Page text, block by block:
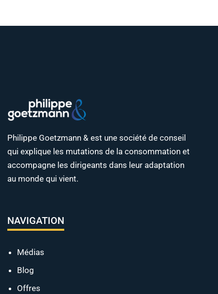
Philippe Goetzmann & est une société de conseil
qui explique les mutations de la consommation et
accompagne les dirigeants dans leur adaptation
au monde qui vient.
NAVIGATION
Médias
Blog
Offres